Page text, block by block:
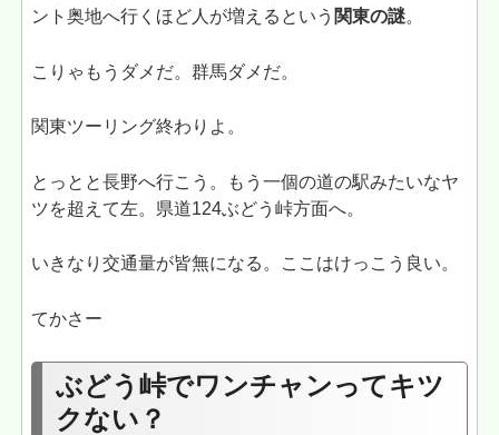
ント奥地へ行くほど人が増えるという 関東の謎。
こりゃもうダメだ。群馬ダメだ。
関東ツーリング終わりよ。
とっとと長野へ行こう。もう一個の道の駅みたいなヤ
ツを超えて左。県道124ぶどう峠方面へ。
いきなり交通量が皆無になる。ここはけっこう良い。
てかさー
ぶどう峠でワンチャンってキツ
クない？